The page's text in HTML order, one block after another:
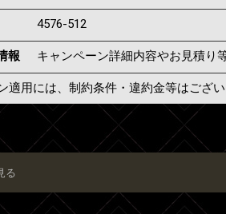
4576-512
報 キャンペーン詳細内容やお見積り
適用には、制約条件・違約金等はござ
る